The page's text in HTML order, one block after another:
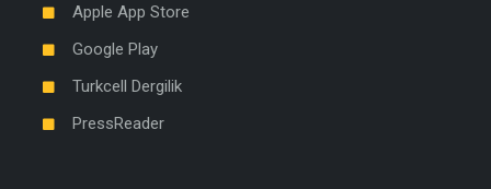
Apple App Store
Google Play
Turkcell Dergilik
PressReader